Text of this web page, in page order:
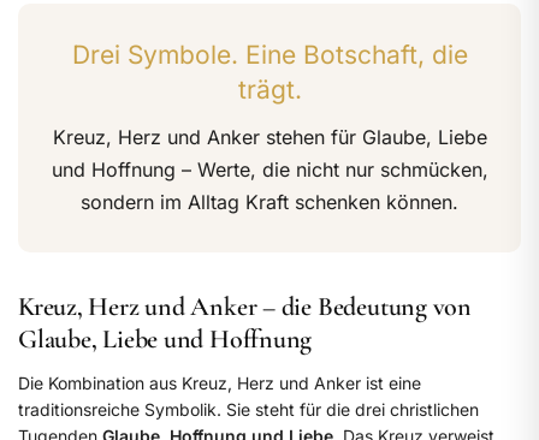
Drei Symbole. Eine Botschaft, die
trägt.
Kreuz, Herz und Anker stehen für Glaube, Liebe
und Hoffnung – Werte, die nicht nur schmücken,
sondern im Alltag Kraft schenken können.
Kreuz, Herz und Anker – die Bedeutung von
Glaube, Liebe und Hoffnung
Die Kombination aus Kreuz, Herz und Anker ist eine
traditionsreiche Symbolik. Sie steht für die drei christlichen
Tugenden Glaube, Hoffnung und Liebe . Das Kreuz verweist